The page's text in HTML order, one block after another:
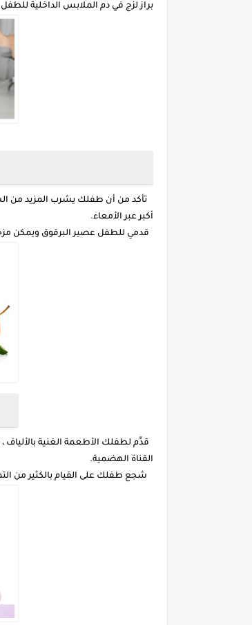
براز لزج في دم الملابس الداخلية
تأكد من أن طفلك يشرب المزيد من
أكبر عبر الأمعاء.
قدمي للطفل عصير البرقوق ويمكن
قدِّم لطفلك الأطعمة الغنية بالألياف
القناة الهضمية.
شجع طفلك على القيام بالكثير من